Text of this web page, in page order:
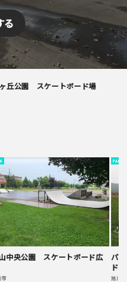
ください
示板をご利用下さい。
たしかねます。
丘公園 スケートボード場
中央公園 スケートボード広
市
PARK
パ
ド
旭川市